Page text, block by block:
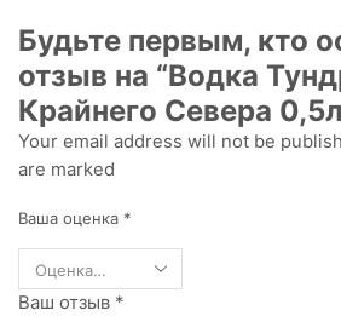
Будьте первым, кто
отзыв на “Водка
Крайнего Севера
Your email address will not be
are marked
Ваша оценка *
Ваш отзыв *